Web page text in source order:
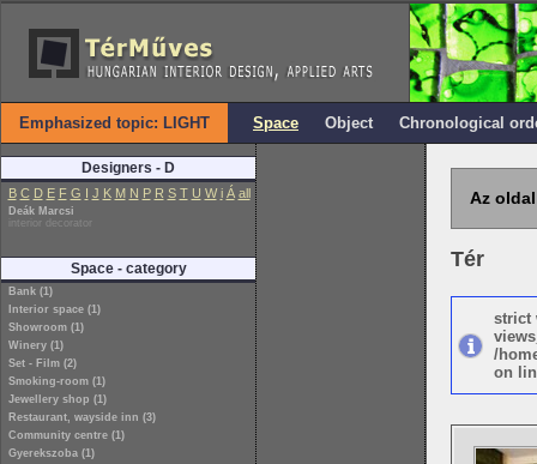
Emphasized topic: LIGHT Space Object Chronological
Designers - D
B C D E F G I J K M N P R S T U W i Á all
Deák Marcsi
interior decorator
Space - category
Bank (1)
Interior space (1)
Showroom (1)
Winery (1)
Set - Film (2)
Smoking-room (1)
Jewellery shop (1)
Restaurant, wayside inn (3)
Community centre (1)
Gyerekszoba (1)
Az
Tér
strict
/
on